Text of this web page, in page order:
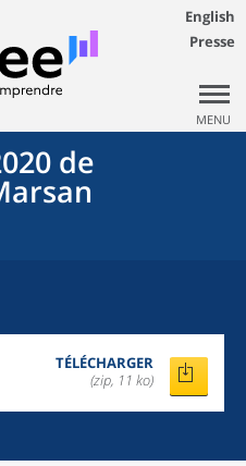
English
Presse
MENU
de
TÉLÉCHARGER
(zip, 11 ko)